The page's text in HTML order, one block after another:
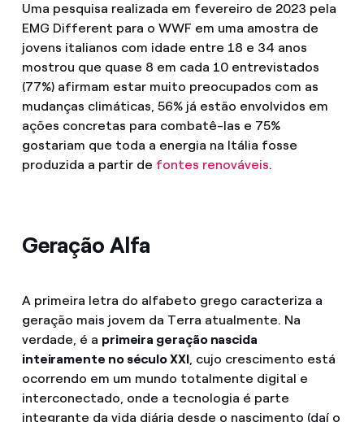
Uma pesquisa realizada em fevereiro de 2023 pela
EMG Different para o WWF em uma amostra de
jovens italianos com idade entre 18 e 34 anos
mostrou que quase 8 em cada 10 entrevistados
(77%) afirmam estar muito preocupados com as
mudanças climáticas, 56% já estão envolvidos em
ações concretas para combatê-las e 75%
gostariam que toda a energia na Itália fosse
produzida a partir de fontes renováveis.
Geração Alfa
A primeira letra do alfabeto grego caracteriza a
geração mais jovem da Terra atualmente. Na
verdade, é a primeira geração nascida
inteiramente no século XXI, cujo crescimento está
ocorrendo em um mundo totalmente digital e
interconectado, onde a tecnologia é parte
integrante da vida diária desde o nascimento (daí o